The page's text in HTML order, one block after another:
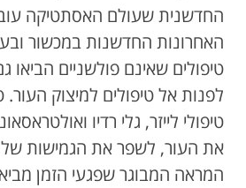
החדשנית שעולם האסתטיקה
האחרונות החדשנות במכשור
טיפולים שאינם פולשניים הביאו
לפנות אל טיפולים למיצוק העור.
טיפולי לייזר, גלי רדיו
את העור, לשפר את הגמישות
המראה המבוגר שפגעי הזמן